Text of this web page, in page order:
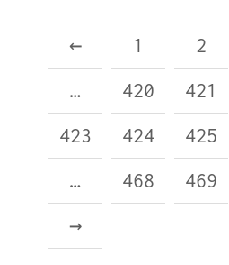
← 1 2
…
420 421
423
424 425
…
468 469
→